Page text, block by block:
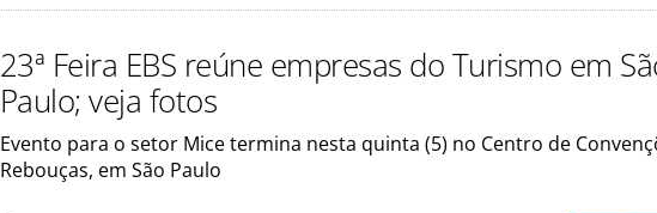
23ª Feira EBS reúne empresas do Turismo em
Paulo; veja fotos
Evento para o setor Mice termina nesta quinta (5) no Centro de
Rebouças, em São Paulo